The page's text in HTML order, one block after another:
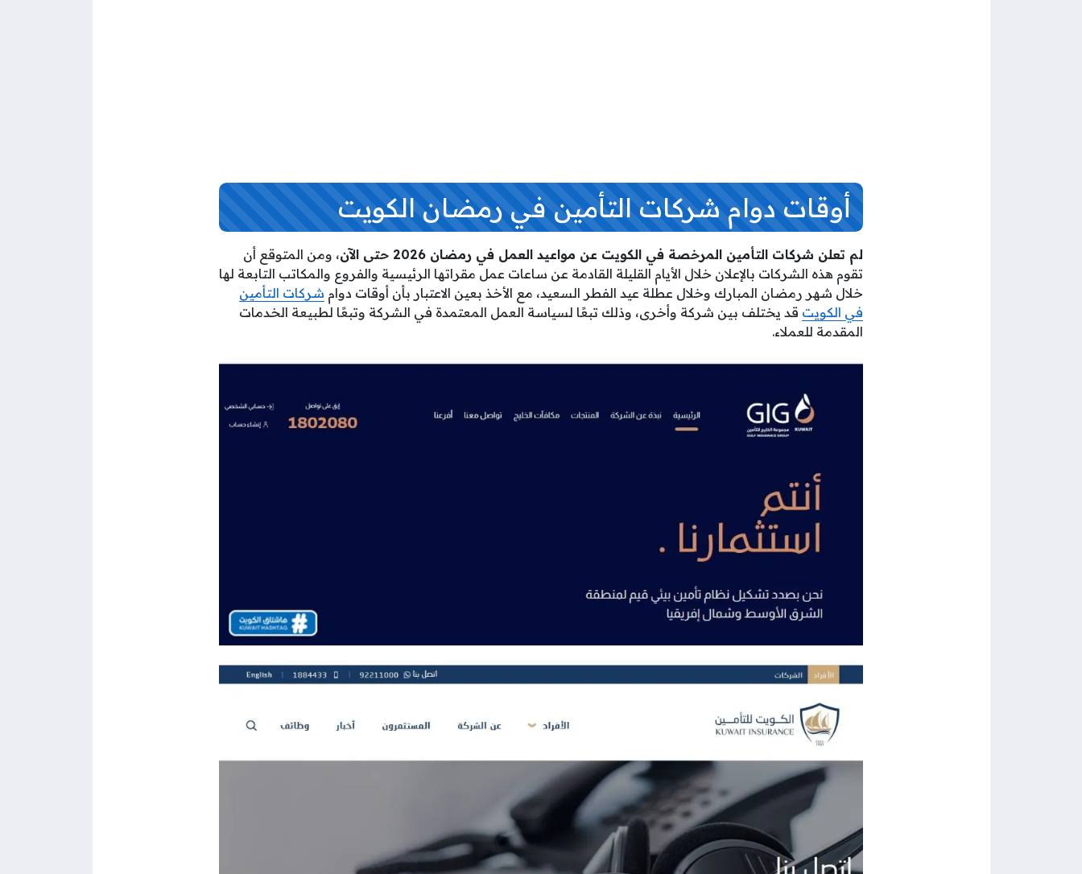
أوقات دوام شركات التأمين في رمضان الكويت
لم تعلن شركات التأمين المرخصة في الكويت عن مواعيد العمل في رمضان 2026 حتى الآن
، ومن المتوقع أن
تقوم هذه الشركات بالإعلان خلال الأيام القليلة القادمة عن ساعات عمل مقراتها الرئيسية والفروع والمكاتب التابعة لها
خلال شهر رمضان المبارك وخلال عطلة عيد الفطر السعيد، مع الأخذ بعين الاعتبار بأن أوقات دوام شركات التأمين
في الكويت قد يختلف بين شركة وأخرى، وذلك تبعًا لسياسة العمل المعتمدة في الشركة وتبعًا لطبيعة الخدمات
المقدمة للعملاء.